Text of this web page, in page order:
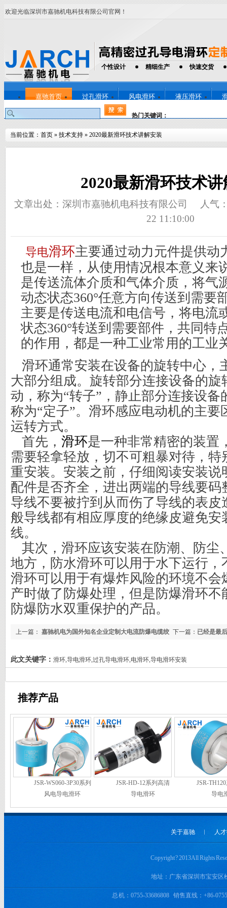
欢迎光临深圳市嘉驰机电科技有限公司官网！
个性设计 精细生产 快速交货
嘉驰首页 过孔滑环 风电滑环 液压滑环
热门关键词：
当前位置： 首页 » 技术支持 » 2020最新滑环技术讲解安装
2020最新滑环技术
文章出处：深圳市嘉驰机电科技有限公司
人气
22 11:10:00
导电滑环主要通过动力元件提供动
也是一样，从使用情况根本意义来
是传送流体介质和气体介质，将气
动态状态360°任意方向传送到需要
主要是传送电流和电信号，将电流
状态360°转送到需要部件，共同特
的作用，都是一种工业常用的工业
滑环通常安装在设备的旋转中心，
大部分组成。旋转部分连接设备的
动，称为“转子”，静止部分连接设备
称为“定子”。滑环感应电动机的主要
运转方式。
首先， 滑环是一种非常精密的装置
需要轻拿轻放，切不可粗暴对待，
重安装。安装之前，仔细阅读安装说
配件是否齐全，进出两端的导线要
导线不要被拧到从而伤了导线的表
般导线都有相应厚度的绝缘皮避免安
线。
其次，滑环应该安装在防潮、防尘
地方，防水滑环可以用于水下运行，
滑环可以用于有爆炸风险的环境不会
产时做了防爆处理，但是防爆滑环
防爆防水双重保护的产品。
下一篇： 已经是最
上一篇： 嘉驰机电为国外知名企业定制大电流防爆电缆绞
此文关键字： 滑环,导电滑环,过孔导电滑环,电滑环,导电滑环安装
推荐产品
JSR-WS060-3P30系列
风电导电滑环
JSR-HD-12系列高清
导电滑环
JSR-
导电
关于嘉驰 ︱ 人
Copyright ? 2013 All Rights
地址：广东省深圳市宝安区
总 机：0755-33686808 销售直线：+86-